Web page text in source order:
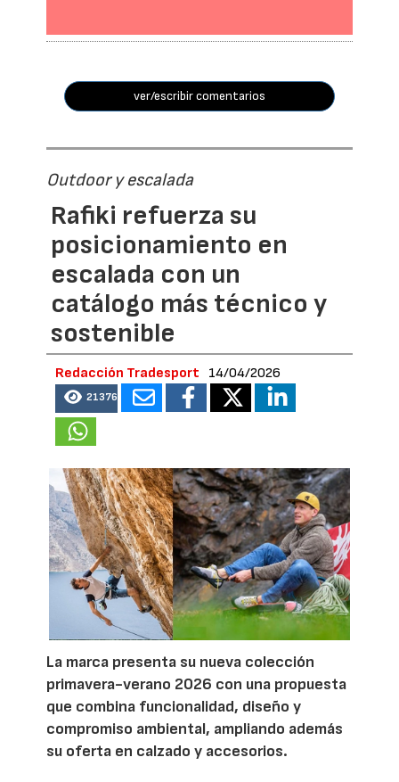
ver/escribir comentarios
Outdoor y escalada
Rafiki refuerza su
posicionamiento en
escalada con un
catálogo más técnico y
sostenible
Redacción Tradesport 14/04/2026
21376
La marca presenta su nueva colección
primavera-verano 2026 con una propuesta
que combina funcionalidad, diseño y
compromiso ambiental, ampliando además
su oferta en calzado y accesorios.